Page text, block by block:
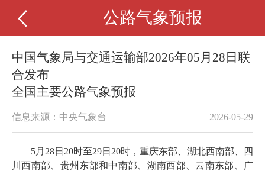
公路气象预报
中国气象局与交通运输部2026年05月28日联
合发布
全国主要公路气象预报
信息来源：中央气象台 2026-05-29
5月28日20时至29日20时，重庆东部、湖北西南部、四
川西南部、贵州东部和中南部、湖南西部、云南东部、广